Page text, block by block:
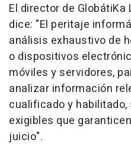
El director de GlobátiKa
dice: "El peritaje
análisis exhaustivo de
o dispositivos
móviles y servidores,
analizar información
cualificado y
exigibles que
juicio".